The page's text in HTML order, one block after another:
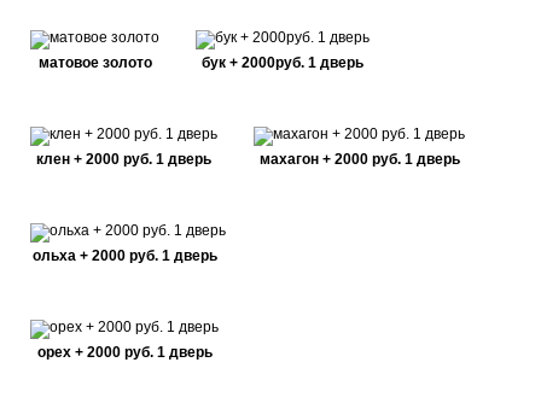
матовое золото бук + 2000руб. 1 дверь
клен + 2000 руб. 1 дверь махагон + 2000 руб. 1 дверь
ольха + 2000 руб. 1 дверь
орех + 2000 руб. 1 дверь